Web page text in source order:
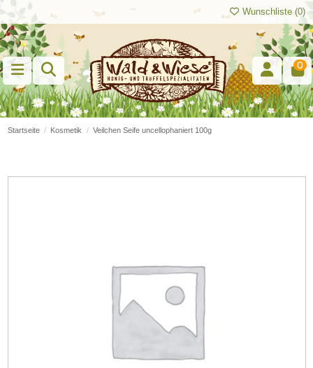
Wunschliste (0)
0
Startseite Kosmetik Veilchen Seife uncellophaniert 100g